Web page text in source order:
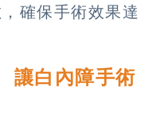
確保手術效果達
讓白內障手術